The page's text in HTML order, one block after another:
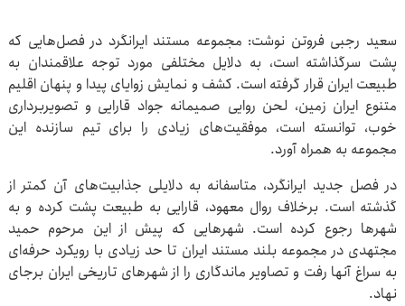
سعید رجبی فروتن نوشت: مجموعه مستند ایرانگرد در فصل‌هایی که
پشت سرگذاشته است، به دلایل مختلفی مورد توجه علاقمندان به
طبیعت ایران قرار گرفته است. کشف و نمایش زوایای پیدا و پنهان اقلیم
متنوع ایران زمین، لحن روایی صمیمانه جواد قارایی و تصویربرداری
خوب، توانسته است، موفقیت‌های زیادی را برای تیم سازنده این
مجموعه به همراه آورد.
در فصل جدید ایرانگرد، متاسفانه به دلایلی جذابیت‌های آن کمتر از
گذشته است. برخلاف روال معهود، قارایی به طبیعت پشت کرده و به
شهرها رجوع کرده است. شهرهایی که پیش از این مرحوم حمید
مجتهدی در مجموعه بلند مستند ایران تا حد زیادی با رویکرد حرفه‌ای
به سراغ آنها رفت و تصاویر ماندگاری را از شهرهای تاریخی ایران برجای
نهاد.